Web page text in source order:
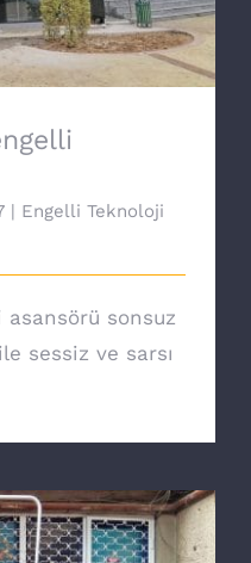
| Engelli Teknoloji
sonsuz
sessiz ve sarsı